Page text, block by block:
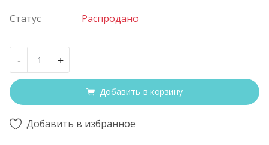
Статус Распродано
- +
Добавить в корзину
Добавить в избранное